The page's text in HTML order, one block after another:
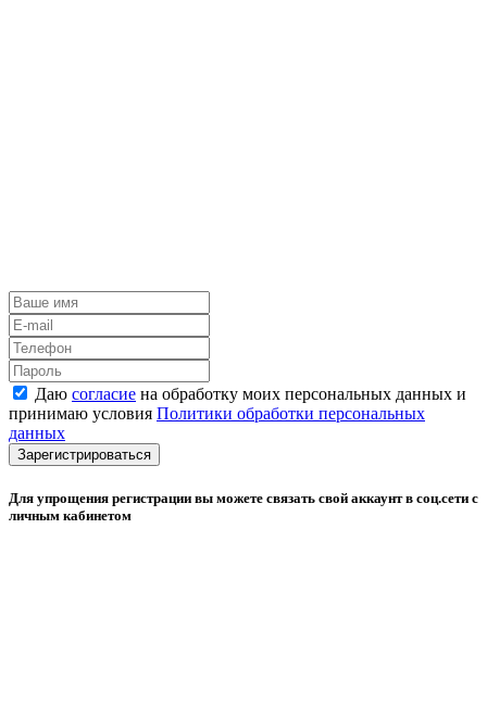
Даю согласие на обработку моих персональных данных и
принимаю условия Политики обработки персональных
данных
Зарегистрироваться
Для упрощения регистрации вы можете связать свой аккаунт в соц.сети с
личным кабинетом